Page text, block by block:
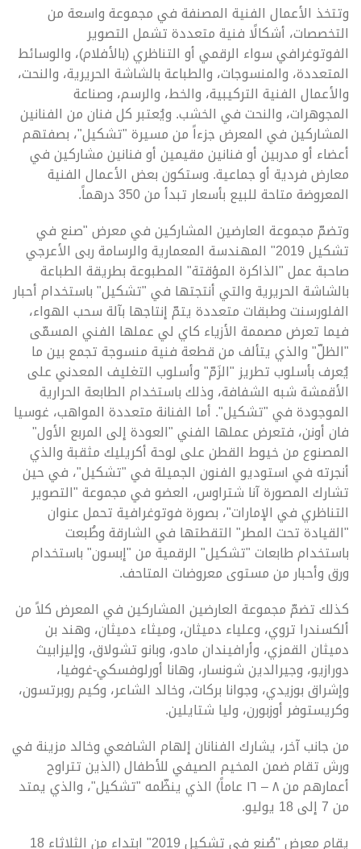
وتتخذ الأعمال الفنية المصنفة في مجموعة واسعة من
التخصصات، أشكالًا فنية متعددة تشمل التصوير
الفوتوغرافي سواء الرقمي أو التناظري (بالأفلام)، والوسائط
المتعددة، والمنسوجات، والطباعة بالشاشة الحريرية، والنحت،
والأعمال الفنية التركيبية، والخط، والرسم، وصناعة
المجوهرات، والنحت في الخشب. ويُعتبر كل فنان من الفنانين
المشاركين في المعرض جزءاً من مسيرة "تشكيل"، بصفتهم
أعضاء أو مدربين أو فنانين مقيمين أو فنانين مشاركين في
معارض فردية أو جماعية. وستكون بعض الأعمال الفنية
المعروضة متاحة للبيع بأسعار تبدأ من 350 درهماً.
وتضمّ مجموعة العارضين المشاركين في معرض "صنع في
تشكيل 2019" المهندسة المعمارية والرسامة ربى الأعرجي
صاحبة عمل "الذاكرة المؤقتة" المطبوعة بطريقة الطباعة
بالشاشة الحريرية والتي أنتجتها في "تشكيل" باستخدام أحبار
الفلورسنت وطبقات متعددة يتمّ إنتاجها بآلة سحب الهواء،
فيما تعرض مصممة الأزياء كاي لي عملها الفني المسمّى
"الظلّ" والذي يتألف من قطعة فنية منسوجة تجمع بين ما
يُعرف بأسلوب تطريز "الزَمّ" وأسلوب التغليف المعدني على
الأقمشة شبه الشفافة، وذلك باستخدام الطابعة الحرارية
الموجودة في "تشكيل". أما الفنانة متعددة المواهب، غوسيا
فان أونن، فتعرض عملها الفني "العودة إلى المربع الأول"
المصنوع من خيوط القطن على لوحة أكريليك مثقبة والذي
أنجرته في استوديو الفنون الجميلة في "تشكيل"، في حين
تشارك المصورة آنا شتراوس، العضو في مجموعة "التصوير
التناظري في الإمارات"، بصورة فوتوغرافية تحمل عنوان
"القيادة تحت المطر" التقطتها في الشارقة وطُبعت
باستخدام طابعات "تشكيل" الرقمية من "إبسون" باستخدام
ورق وأحبار من مستوى معروضات المتاحف.
كذلك تضمّ مجموعة العارضين المشاركين في المعرض كلاً من
ألكسندرا تروي، وعلياء دميثان، وميثاء دميثان، وهند بن
دميثان القمزي، وأرافيندان مادو، وبانو تشولاق، وإليزابيث
دورازيو، وجيرالدين شونسار، وهانا أورلوفسكي-غوفيا،
وإشراق بوزيدي، وجوانا بركات، وخالد الشاعر، وكيم روبرتسون،
وكريستوفر أوزبورن، وليا شتايلين.
من جانب آخر، يشارك الفنانان إلهام الشافعي وخالد مزينة في
ورش تقام ضمن المخيم الصيفي للأطفال (الذين تتراوح
أعمارهم من ٨ – ١٦ عاماً) الذي ينظّمه "تشكيل"، والذي يمتد
من 7 إلى 18 يوليو.
يقام معرض "صُنع في تشكيل 2019" ابتداء من الثلاثاء 18